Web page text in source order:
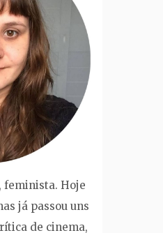
feminista. Hoje
já passou uns
de cinema,